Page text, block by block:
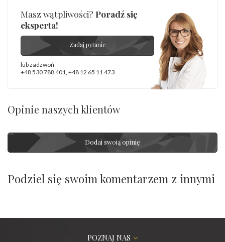
Masz wątpliwości? Poradź się
eksperta!
Zadaj pytanie
lub zadzwoń
+48 530 788 401 +48 12 65 11 473
Opinie naszych klientów
Dodaj swoją opinię
Podziel się swoim komentarzem z innymi
POZNAJ NAS